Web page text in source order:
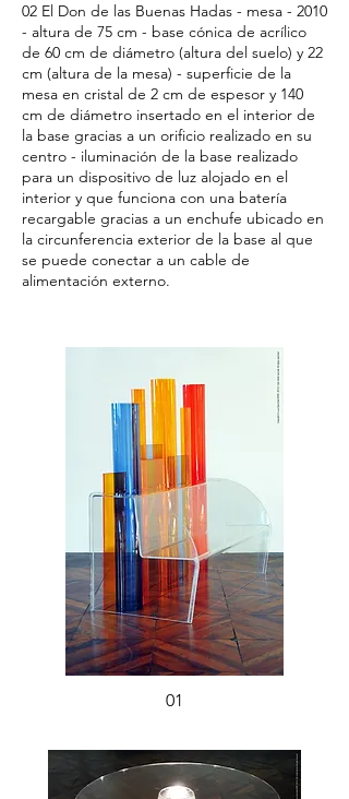
02 El Don de las Buenas Hadas - mesa - 2010
- altura de 75 cm - base cónica de acrílico
de 60 cm de diámetro (altura del suelo) y 22
cm (altura de la mesa) - superficie de la
mesa en cristal de 2 cm de espesor y 140
cm de diámetro insertado en el interior de
la base gracias a un orificio realizado en su
centro - iluminación de la base realizado
para un dispositivo de luz alojado en el
interior y que funciona con una batería
recargable gracias a un enchufe ubicado en
la circunferencia exterior de la base al que
se puede conectar a un cable de
alimentación externo.
01